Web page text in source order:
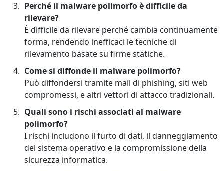
Perché il malware polimorfo è difficile da
rilevare?
È difficile da rilevare perché cambia continuamente
forma, rendendo inefficaci le tecniche di
rilevamento basate su firme statiche.
Come si diffonde il malware polimorfo?
Può diffondersi tramite mail di phishing, siti web
compromessi, e altri vettori di attacco tradizionali.
Quali sono i rischi associati al malware
polimorfo?
I rischi includono il furto di dati, il danneggiamento
del sistema operativo e la compromissione della
sicurezza informatica.